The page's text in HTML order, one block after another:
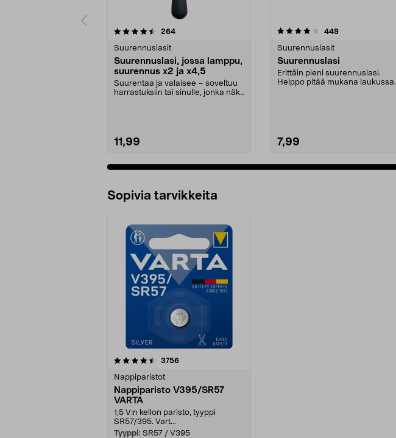
264arvostelut
Suurennuslasit
Suurennuslasi, jossa lamppu,
suurennus x2 ja x4,5
Suurentaa ja valaisee – soveltuu
harrastuksiin tai sinulle, jonka näkö
11,99
4.0 viidestä
449arvostelut
Suurennuslasit
Suurennuslasi
Erittäin pieni suurennuslasi.
Helppo pitää mukana laukussa
7,99
4.0 viidestä
Sopivia tarvikkeita
3756arvostelut
Nappiparistot
Nappiparisto V395/SR57
VARTA
1,5 V:n kellon paristo, tyyppi
SR57/395. Vart...
Tyyppi: SR57 / V395